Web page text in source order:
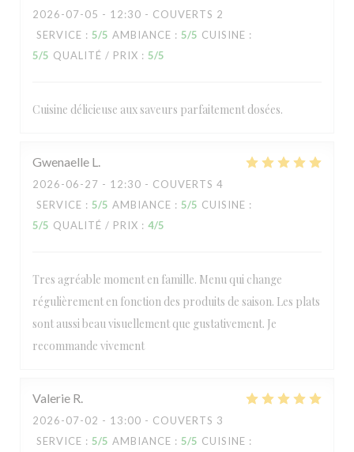
2026-07-05 - 12:30 - COUVERTS 2
SERVICE : 5/5 AMBIANCE : 5/5 CUISINE :
5/5 QUALITÉ / PRIX : 5/5
Cuisine délicieuse aux saveurs parfaitement dosées.
Gwenaelle L
2026-06-27 - 12:30 - COUVERTS 4
SERVICE : 5/5 AMBIANCE : 5/5 CUISINE :
5/5 QUALITÉ / PRIX : 4/5
Tres agréable moment en famille. Menu qui change
régulièrement en fonction des produits de saison. Les plats
sont aussi beau visuellement que gustativement. Je
recommande vivement
Valerie R
2026-07-02 - 13:00 - COUVERTS 3
SERVICE : 5/5 AMBIANCE : 5/5 CUISINE :